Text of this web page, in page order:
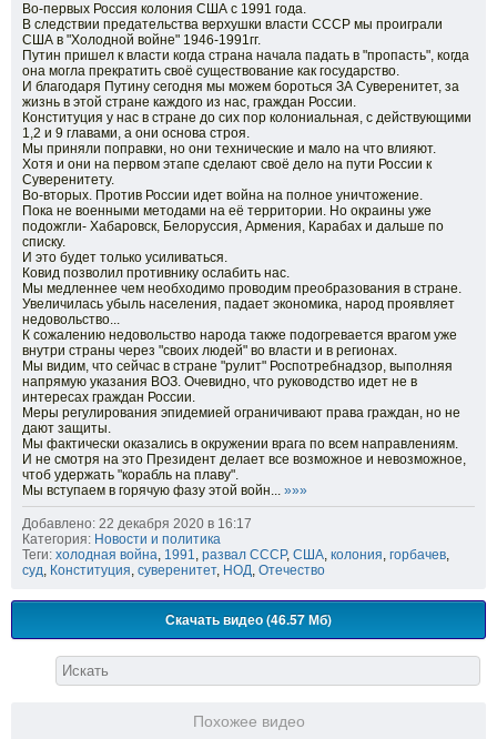
Во-первых Россия колония США с 1991 года.
В следствии предательства верхушки власти СССР мы проиграли
США в "Холодной войне" 1946-1991гг.
Путин пришел к власти когда страна начала падать в "пропасть", когда
она могла прекратить своё существование как государство.
И благодаря Путину сегодня мы можем бороться ЗА Суверенитет, за
жизнь в этой стране каждого из нас, граждан России.
Конституция у нас в стране до сих пор колониальная, с действующими
1,2 и 9 главами, а они основа строя.
Мы приняли поправки, но они технические и мало на что влияют.
Хотя и они на первом этапе сделают своё дело на пути России к
Суверенитету.
Во-вторых. Против России идет война на полное уничтожение.
Пока не военными методами на её территории. Но окраины уже
подожгли- Хабаровск, Белоруссия, Армения, Карабах и дальше по
списку.
И это будет только усиливаться.
Ковид позволил противнику ослабить нас.
Мы медленнее чем необходимо проводим преобразования в стране.
Увеличилась убыль населения, падает экономика, народ проявляет
недовольство...
К сожалению недовольство народа также подогревается врагом уже
внутри страны через "своих людей" во власти и в регионах.
Мы видим, что сейчас в стране "рулит" Роспотребнадзор, выполняя
напрямую указания ВОЗ. Очевидно, что руководство идет не в
интересах граждан России.
Меры регулирования эпидемией ограничивают права граждан, но не
дают защиты.
Мы фактически оказались в окружении врага по всем направлениям.
И не смотря на это Президент делает все возможное и невозможное,
чтоб удержать "корабль на плаву".
Мы вступаем в горячую фазу этой войн... »»»
Добавлено: 22 декабря 2020 в 16:17
Категория: Новости и политика
Теги: холодная война, 1991, развал СССР, США, колония, горбачев,
суд, Конституция, суверенитет, НОД, Отечество
Скачать видео (46.57 Мб)
Похожее видео